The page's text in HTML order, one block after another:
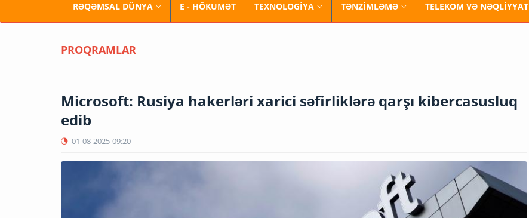
RƏQƏMSAL DÜNYA E - HÖKUMƏT TEXNOLOGİYA TƏNZİMLƏMƏ TELEKOM VƏ NƏQLİYYAT
PROQRAMLAR
Microsoft: Rusiya hakerləri xarici səfirliklərə qarşı kibercasusluq
edib
01-08-2025 09:20